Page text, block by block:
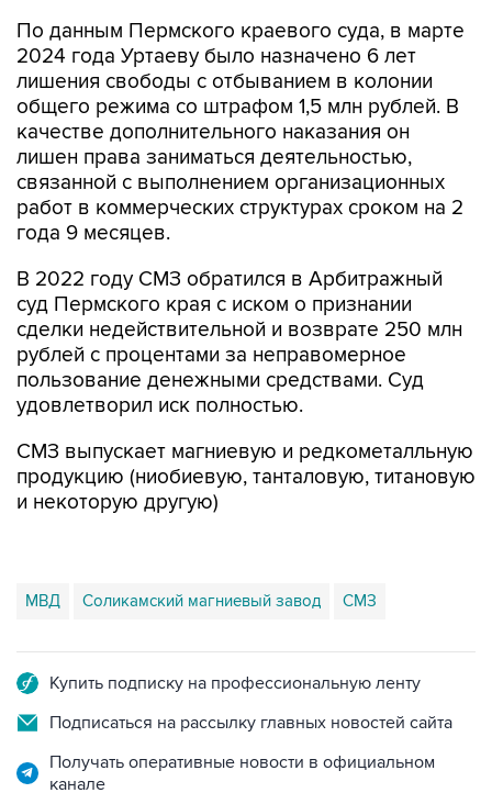
По данным Пермского краевого суда, в марте
2024 года Уртаеву было назначено 6 лет
лишения свободы с отбыванием в колонии
общего режима со штрафом 1,5 млн рублей. В
качестве дополнительного наказания он
лишен права заниматься деятельностью,
связанной с выполнением организационных
работ в коммерческих структурах сроком на 2
года 9 месяцев.
В 2022 году СМЗ обратился в Арбитражный
суд Пермского края с иском о признании
сделки недействительной и возврате 250 млн
рублей с процентами за неправомерное
пользование денежными средствами. Суд
удовлетворил иск полностью.
СМЗ выпускает магниевую и редкометалльную
продукцию (ниобиевую, танталовую, титановую
и некоторую другую)
МВД Соликамский магниевый завод СМЗ
Купить подписку на профессиональную ленту
Подписаться на рассылку главных новостей сайта
Получать оперативные новости в официальном
канале